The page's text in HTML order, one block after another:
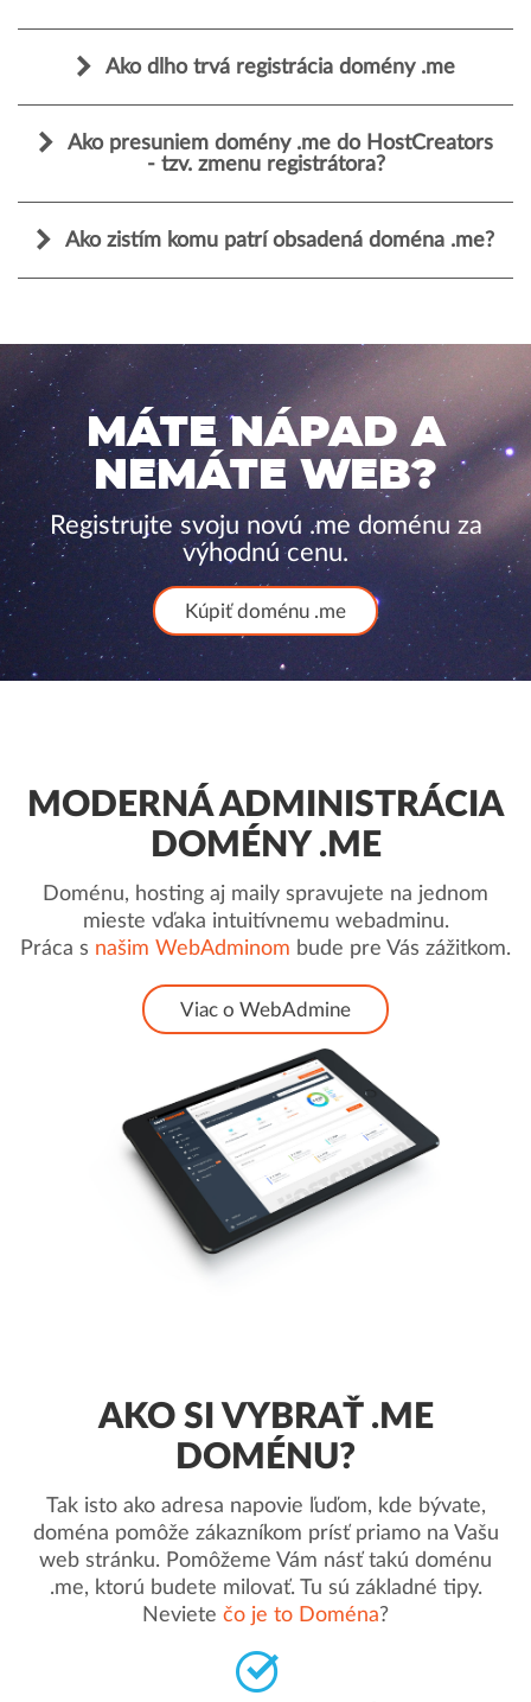
Ako dlho trvá registrácia domény .me
Ako presuniem domény .me do HostCreators
- tzv. zmenu registrátora?
Ako zistím komu patrí obsadená doména .me?
MÁTE NÁPAD A
NEMÁTE WEB?
Registrujte svoju novú .me doménu za
výhodnú cenu.
Kúpiť doménu .me
MODERNÁ ADMINISTRÁCIA
DOMÉNY .ME
Doménu, hosting aj maily spravujete na jednom
mieste vďaka intuitívnemu webadminu.
Práca s našim WebAdminom bude pre Vás zážitkom.
Viac o WebAdmine
AKO SI VYBRAŤ .ME
DOMÉNU?
Tak isto ako adresa napovie ľuďom, kde bývate,
doména pomôže zákazníkom prísť priamo na Vašu
web stránku. Pomôžeme Vám násť takú doménu
.me, ktorú budete milovať. Tu sú základné tipy.
Neviete čo je to Doména?